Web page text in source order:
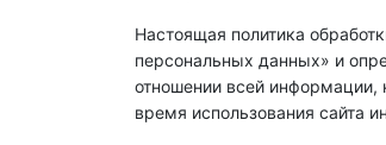
Настоящая политика
персональных данных» и
отношении всей
время использования сайта